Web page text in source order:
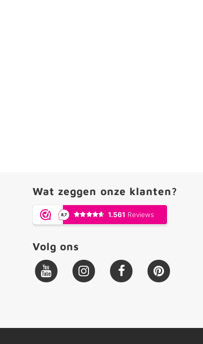
Wat zeggen onze klanten?
Volg ons